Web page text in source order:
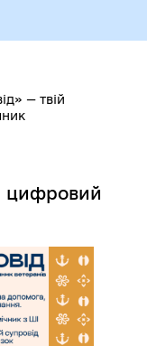
— твій
цифровий